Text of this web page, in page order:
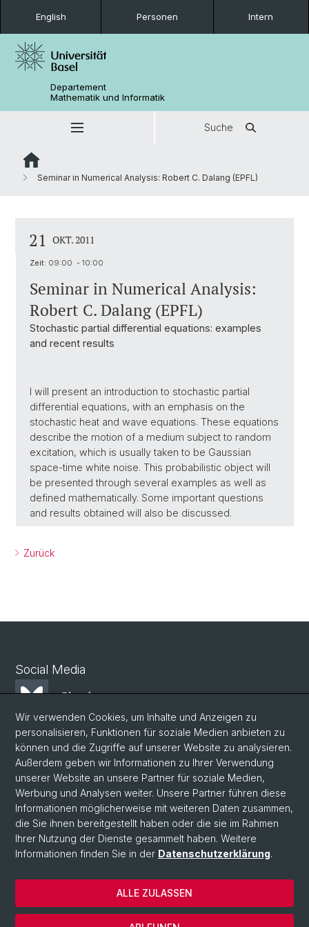
English Personen Intern
Departement
Mathematik und Informatik
Suche
Seminar in Numerical Analysis: Robert C. Dalang (EPFL)
21 OKT. 2011
Zeit: 09:00 - 10:00
Seminar in Numerical Analysis:
Robert C. Dalang (EPFL)
Stochastic partial differential equations: examples
and recent results
I will present an introduction to stochastic partial
differential equations, with an emphasis on the
stochastic heat and wave equations. These equations
describe the motion of a medium subject to random
excitation, which is usually taken to be Gaussian
space-time white noise. This probabilistic object will
be presented through several examples as well as
defined mathematically. Some important questions
and results obtained will also be discussed.
Zurück
Social Media
Bluesky
Mastodon
LinkedIn
Instagram
© Universität Basel
Datenschutzerklärung
Wir verwenden Cookies, um Inhalte und Anzeigen zu
personalisieren, Funktionen für soziale Medien anbieten zu
können und die Zugriffe auf unserer Website zu analysieren.
Außerdem geben wir Informationen zu Ihrer Verwendung
unserer Website an unsere Partner für soziale Medien,
Werbung und Analysen weiter. Unsere Partner führen diese
Informationen möglicherweise mit weiteren Daten zusammen,
die Sie ihnen bereitgestellt haben oder die sie im Rahmen
Ihrer Nutzung der Dienste gesammelt haben. Weitere
Informationen finden Sie in der Datenschutzerklärung.
ALLE ZULASSEN